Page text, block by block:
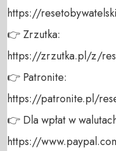
https://
👉 Zrzutka:
https://zrzutka.pl/z/
👉 Patronite:
https://patronite.pl/
👉 Dla wpłat w
https://